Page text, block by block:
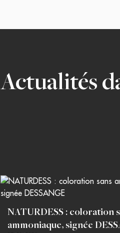
Actualités
NATURDESS : coloration
ammoniaque, signée